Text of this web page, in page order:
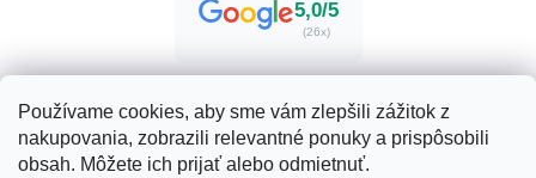
Používame cookies, aby sme vám zlepšili zážitok z
nakupovania, zobrazili relevantné ponuky a prispôsobili
obsah. Môžete ich prijať alebo odmietnuť.
5,0/5
(26x)
Vytvoril Shoptet